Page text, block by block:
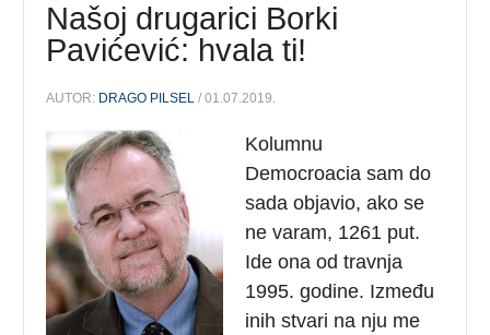
Našoj drugarici Borki
Pavićević: hvala ti!
AUTOR: DRAGO PILSEL / 01.07.2019.
Kolumnu
Democroacia sam do
sada objavio, ako se
ne varam, 1261 put.
Ide ona od travnja
1995. godine. Između
inih stvari na nju me